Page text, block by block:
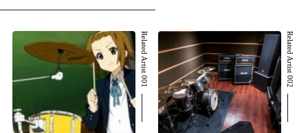
Related Artist 001 Related Artist 002